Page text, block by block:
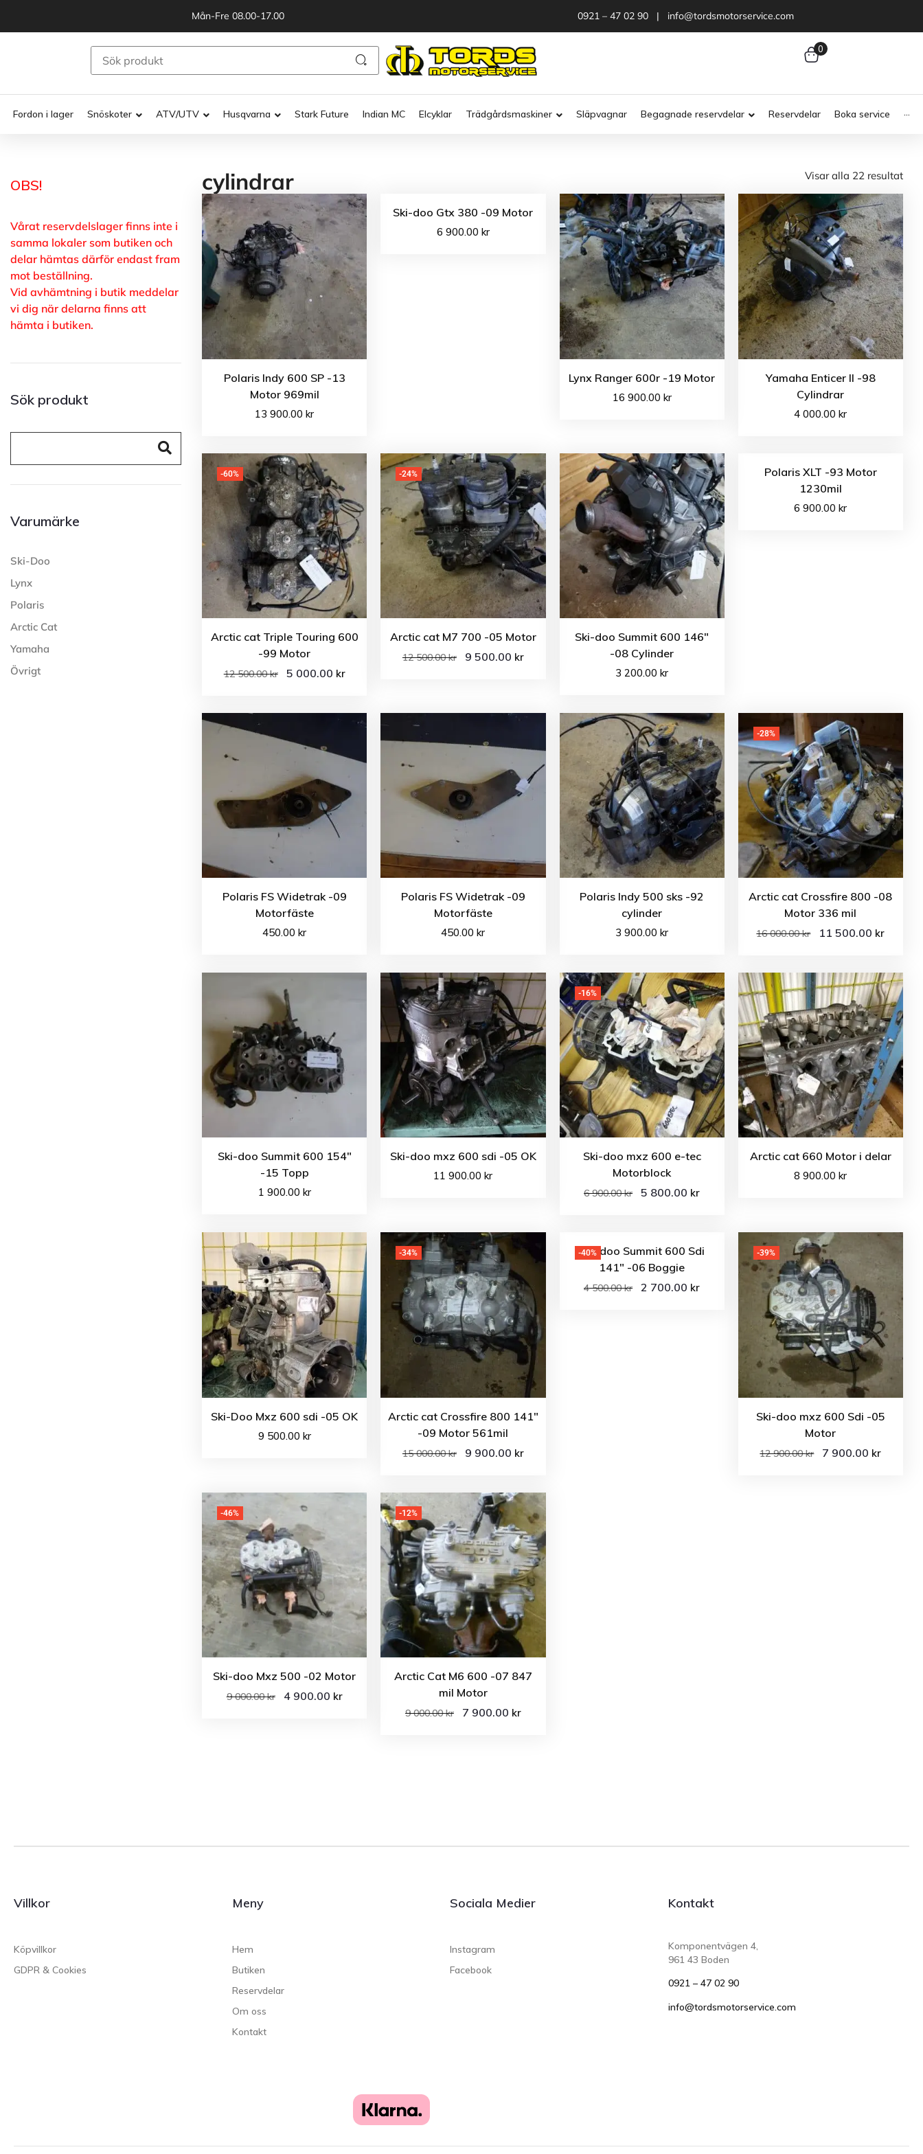
Mån-Fre 08.00-17.00 0921 – 47 02 90 | info@tordsmotorservice.com
0
Fordon i lager Snöskoter ATV/UTV Husqvarna Stark Future Indian MC Elcyklar Trädgårdsmaskiner Släpvagnar Begagnade reservdelar Reservdelar Boka service ···
OBS!
Vårat reservdelslager finns inte i
samma lokaler som butiken och
delar hämtas därför endast fram
mot beställning.
Vid avhämtning i butik meddelar
vi dig när delarna finns att
hämta i butiken.
Sök produkt
Varumärke
Ski-Doo
Lynx
Polaris
Arctic Cat
Yamaha
Övrigt
cylindrar Visar alla 22 resultat
Polaris Indy 600 SP -13
Motor 969mil
13 900.00kr
Ski-doo Gtx 380 -09 Motor
6 900.00 kr
Lynx Ranger 600r -19 Motor
16 900.00 kr
Yamaha Enticer II -98
Cylindrar
4 000.00kr
-60%
Arctic cat Triple Touring 600
-99 Motor
12 500.00kr 5 000.00 kr
-24%
Arctic cat M7 700 -05 Motor
12 500.00kr 9 500.00 kr
Ski-doo Summit 600 146″
-08 Cylinder
3 200.00kr
Polaris XLT -93 Motor
1230mil
6 900.00kr
Polaris FS Widetrak -09
Motorfäste
450.00kr
Polaris FS Widetrak -09
Motorfäste
450.00kr
Polaris Indy 500 sks -92
cylinder
3 900.00kr
-28%
Arctic cat Crossfire 800 -08
Motor 336 mil
16 000.00kr 11 500.00 kr
Ski-doo Summit 600 154″
-15 Topp
1 900.00 kr
Ski-doo mxz 600 sdi -05 OK
11 900.00kr
-16%
Ski-doo mxz 600 e-tec
Motorblock
6 900.00kr 5 800.00 kr
Arctic cat 660 Motor i delar
8 900.00kr
Ski-Doo Mxz 600 sdi -05 OK
9 500.00 kr
-34%
Arctic cat Crossfire 800 141″
-09 Motor 561mil
15 000.00kr 9 900.00 kr
-40%
Ski-doo Summit 600 Sdi
141″ -06 Boggie
4 500.00kr 2 700.00 kr
-39%
Ski-doo mxz 600 Sdi -05
Motor
12 900.00kr 7 900.00 kr
-46%
Ski-doo Mxz 500 -02 Motor
9 000.00kr 4 900.00 kr
-12%
Arctic Cat M6 600 -07 847
mil Motor
9 000.00kr 7 900.00 kr
Villkor
Köpvillkor
GDPR & Cookies
Meny
Hem
Butiken
Reservdelar
Om oss
Kontakt
Sociala Medier
Instagram
Facebook
Kontakt
Komponentvägen 4,
961 43 Boden
0921 – 47 02 90
info@tordsmotorservice.com